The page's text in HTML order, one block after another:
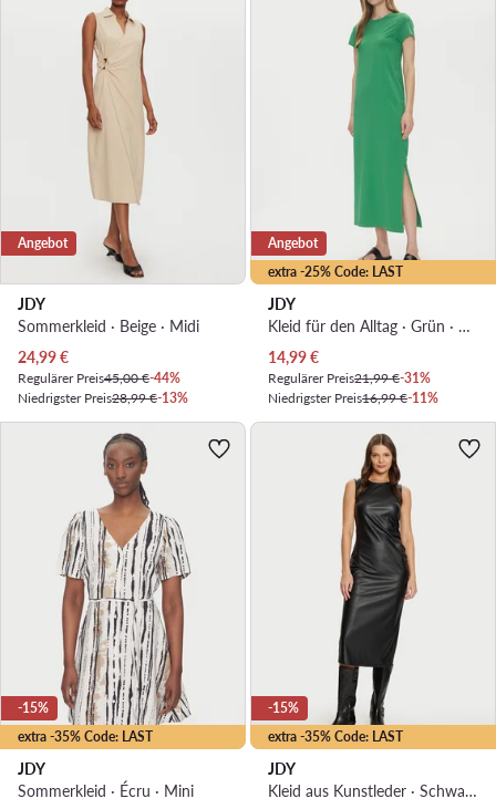
Angebot
JDY
Sommerkleid · Beige · Midi
Aktueller Preis
24,99€
Regulärer Preis45,00 €-44%
Niedrigster Preis28,99 €-13%
extra -25% Code: LAST
Angebot
JDY
Kleid für den Alltag · Grün · Midi
Aktueller Preis
14,99€
Regulärer Preis21,99 €-31%
Niedrigster Preis16,99 €-11%
extra -35% Code: LAST
-15%
JDY
Sommerkleid · Écru · Mini
extra -35% Code: LAST
-15%
JDY
Kleid aus Kunstleder · Schwarz · Midi